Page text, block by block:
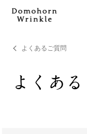
よくあるご質問
よくあ